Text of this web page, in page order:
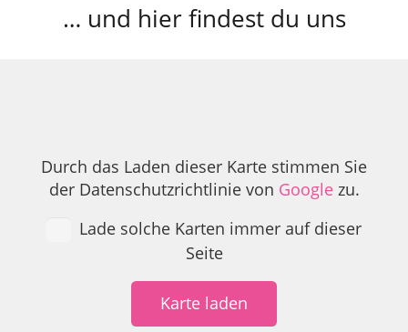
… und hier findest du uns
Durch das Laden dieser Karte stimmen Sie
der Datenschutzrichtlinie von Googlezu.
Lade solche Karten immer auf dieser
Seite
Karte laden